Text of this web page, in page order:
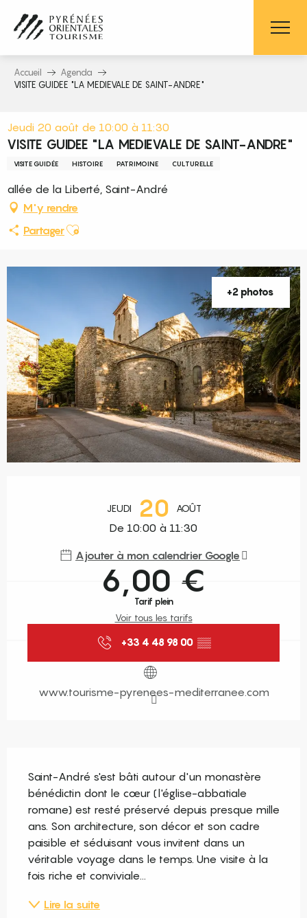
contenu
principal
Accueil
Agenda
VISITE GUIDEE "LA MEDIEVALE DE SAINT-ANDRE"
Jeudi 20 août de 10:00 à 11:30
VISITE GUIDEE "LA MEDIEVALE DE SAINT-ANDRE"
VISITE GUIDÉE HISTOIRE PATRIMOINE CULTURELLE
allée de la Liberté, Saint-André
M'y rendre
PartagerAjouter aux favoris
+2 photos
JEUDI 20 AOÛT
De 10:00 à 11:30
Ajouter à mon calendrier Google
6,00 €
Tarif plein
Voir tous les tarifs
+33 4 48 98 00 ▒▒
www.tourisme-pyrenees-mediterranee.com
Saint-André s'est bâti autour d'un monastère
bénédictin dont le cœur (l'église-abbatiale
romane) est resté préservé depuis presque mille
ans. Son architecture, son décor et son cadre
paisible et séduisant vous invitent dans un
véritable voyage dans le temps. Une visite à la
fois riche et conviviale...
Lire la suite